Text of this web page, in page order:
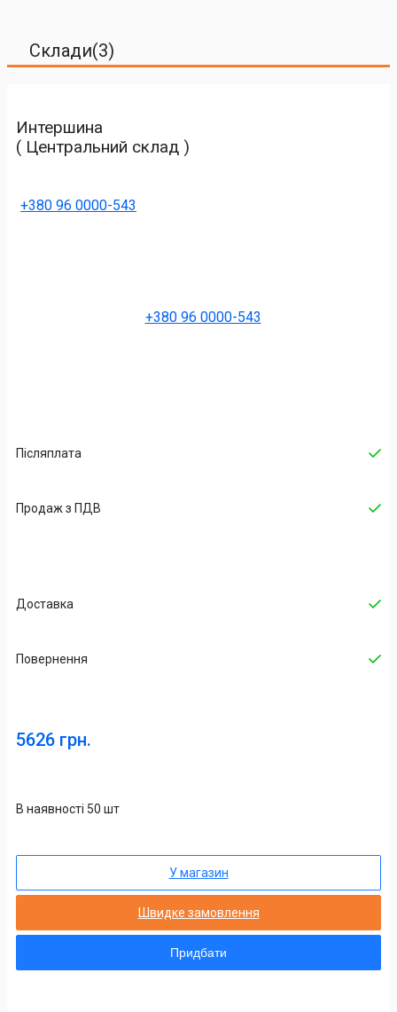
Склади(3)
Интершина
( Центральний склад )
+380 96 0000-543
+380 96 0000-543
Післяплата
Продаж з ПДВ
Доставка
Повернення
5626 грн.
В наявності 50 шт
У магазин
Швидке замовлення
Придбати